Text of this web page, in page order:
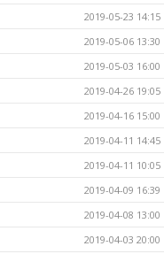
2019-05-23 14:15
2019-05-06 13:30
2019-05-03 16:00
2019-04-26 19:05
2019-04-16 15:00
2019-04-11 14:45
2019-04-11 10:05
2019-04-09 16:39
2019-04-08 13:00
2019-04-03 20:00